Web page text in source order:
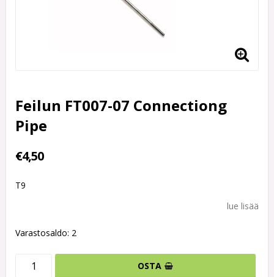
Feilun FT007-07 Connectiong
Pipe
€4,50
T9
lue lisää
Varastosaldo: 2
OSTA